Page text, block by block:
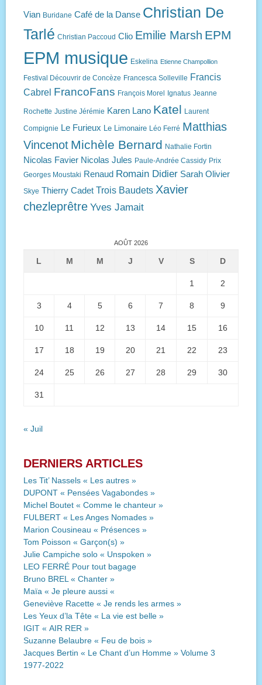
Vian Buridane Café de la Danse Christian De
Tarlé Christian Paccoud Clio Emilie Marsh EPM
EPM musique Eskelina Etienne Champollion
Festival Découvrir de Concèze Francesca Solleville Francis
Cabrel FrancoFans François Morel Ignatus Jeanne
Rochette Justine Jérémie Karen Lano Katel Laurent
Compignie Le Furieux Le Limonaire Léo Ferré Matthias
Vincenot Michèle Bernard Nathalie Fortin
Nicolas Favier Nicolas Jules Paule-Andrée Cassidy Prix
Georges Moustaki Renaud Romain Didier Sarah Olivier
Skye Thierry Cadet Trois Baudets Xavier
chezleprêtre Yves Jamait
AOÛT 2026
L M M J V S D
1 2
3 4 5 6 7 8 9
10 11 12 13 14 15 16
17 18 19 20 21 22 23
24 25 26 27 28 29 30
31
« Juil
DERNIERS ARTICLES
Les Tit’ Nassels « Les autres »
DUPONT « Pensées Vagabondes »
Michel Boutet « Comme le chanteur »
FULBERT « Les Anges Nomades »
Marion Cousineau « Présences »
Tom Poisson « Garçon(s) »
Julie Campiche solo « Unspoken »
LEO FERRÉ Pour tout bagage
Bruno BREL « Chanter »
Maïa « Je pleure aussi «
Geneviève Racette « Je rends les armes »
Les Yeux d’la Tête « La vie est belle »
IGIT « AIR RER »
Suzanne Belaubre « Feu de bois »
Jacques Bertin « Le Chant d’un Homme » Volume 3
1977-2022